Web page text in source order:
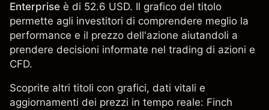
Enterprise è di 52.6 USD. Il grafico del titolo
permette agli investitori di comprendere meglio la
performance e il prezzo dell'azione aiutandoli a
prendere decisioni informate nel trading di azioni e
CFD.
Scoprite altri titoli con grafici, dati vitali e
aggiornamenti dei prezzi in tempo reale: Finch